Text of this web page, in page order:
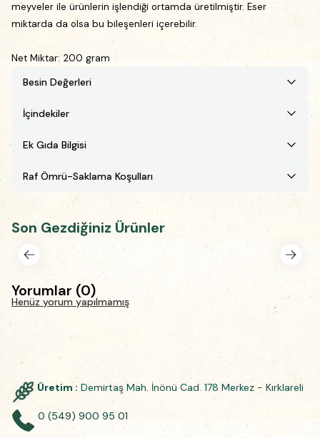
meyveler ile ürünlerin işlendiği ortamda üretilmiştir. Eser
miktarda da olsa bu bileşenleri içerebilir.
Net Miktar: 200 gram
Besin Değerleri
İçindekiler
Ek Gıda Bilgisi
Raf Ömrü-Saklama Koşulları
Son Gezdiğiniz Ürünler
Yorumlar (0)
Henüz yorum yapılmamış
Üretim : Demirtaş Mah. İnönü Cad. 178 Merkez - Kırklareli
0 (549) 900 95 01